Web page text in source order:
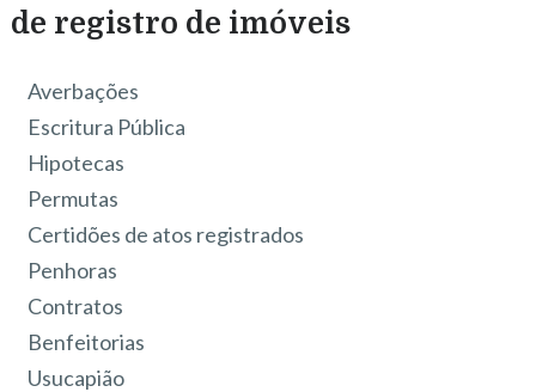
de registro de imóveis
Averbações
Escritura Pública
Hipotecas
Permutas
Certidões de atos registrados
Penhoras
Contratos
Benfeitorias
Usucapião